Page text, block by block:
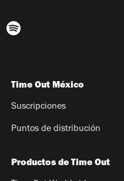
Time Out México
Suscripciones
Puntos de distribución
Productos de Time Out